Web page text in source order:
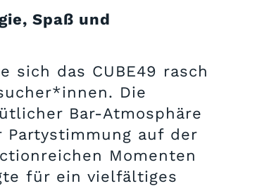
Spaß und
sich das CUBE49 rasch
Die
Bar-Atmosphäre
auf der
Momenten
für ein vielfältiges